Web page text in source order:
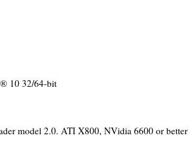
10 32/64-bit
model 2.0. ATI X800, NVidia 6600 or better